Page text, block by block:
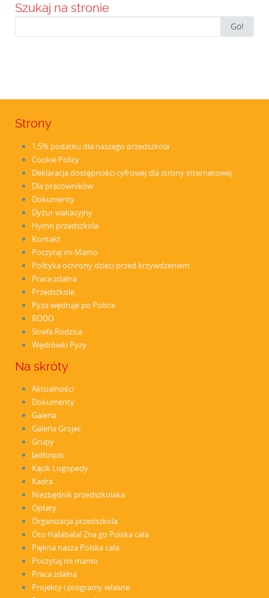
Szukaj na stronie
for:
Go!
Strony
1,5% podatku dla naszego przedszkola
Cookie Policy
Deklaracja dostępności cyfrowej dla strony internetowej
Dla pracowników
Dokumenty
Dyżur wakacyjny
Hymn przedszkola
Kontakt
Poczytaj mi Mamo
Polityka ochrony dzieci przed krzywdzeniem
Praca zdalna
Przedszkole
Pyza wędruje po Polsce
RODO
Strefa Rodzica
Wędrówki Pyzy
Na skróty
Aktualności
Dokumenty
Galeria
Galeria Grojec
Grupy
Jadłospis
Kącik Logopedy
Kadra
Niezbędnik przedszkolaka
Opłaty
Organizacja przedszkola
Oto Hałabała! Zna go Polska cała
Piękna nasza Polska cała
Poczytaj mi mamo
Praca zdalna
Projekty i programy własne